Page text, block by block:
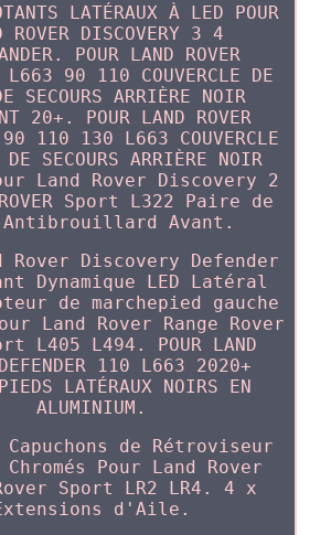
LATÉRAUX À LED POUR
ROVER DISCOVERY 3 4
POUR LAND ROVER
L663 90 110 COUVERCLE DE
SECOURS ARRIÈRE NOIR
20+. POUR LAND ROVER
90 110 130 L663 COUVERCLE
DE SECOURS ARRIÈRE NOIR
Land Rover Discovery 2
ROVER Sport L322 Paire de
Antibrouillard Avant.
Rover Discovery Defender
Dynamique LED Latéral
de marchepied gauche
Land Rover Range Rover
L405 L494. POUR LAND
DEFENDER 110 L663 2020+
LATÉRAUX NOIRS EN
ALUMINIUM.
de Rétroviseur
Pour Land Rover
Sport LR2 LR4. 4 x
d'Aile.